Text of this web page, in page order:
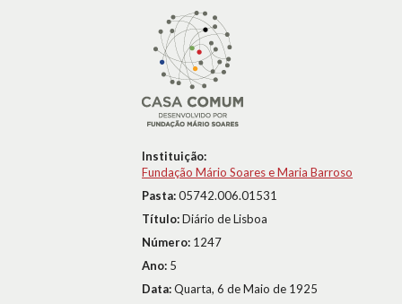
Instituição:
Fundação Mário Soares e Maria Barroso
Pasta:05742.006.01531
Título:Diário de Lisboa
Número: 1247
Ano: 5
Data:Quarta, 6 de Maio de 1925